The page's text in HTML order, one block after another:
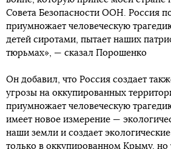
Совета Безопасности ООН. Россия
приумножает человеческую
детей сиротами, пытает наших
тюрьмах», — сказал Порошенко
Он добавил, что Россия создает
угрозы на оккупированных
приумножает человеческую
имеет новое измерение —
наши земли и создает
только в оккупированном Крыму, но